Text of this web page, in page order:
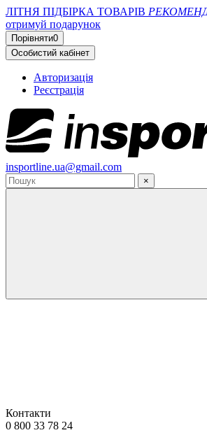
ЛІТНЯ ПІДБІРКА ТОВАРІВ
отримуй подарунок
Порівняти0
Особистий кабінет
Авторизація
Реєстрація
insportline.ua@gmail.com
×
Контакти
0 800 33 78 24